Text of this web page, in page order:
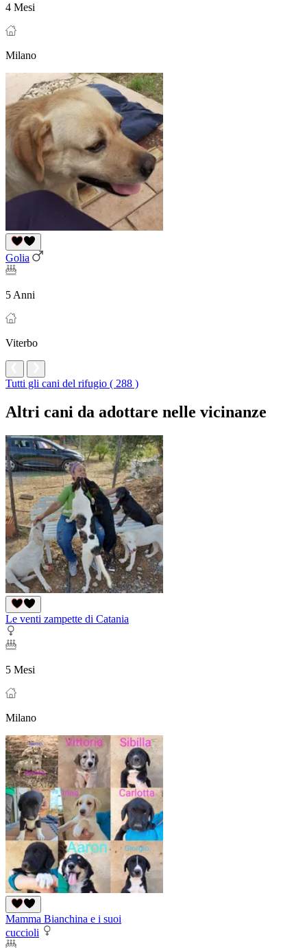
4 Mesi
Milano
Golia
5 Anni
Viterbo
Tutti gli cani del rifugio ( 288 )
Altri cani da adottare nelle vicinanze
Le venti zampette di Catania
5 Mesi
Milano
Mamma Bianchina e i suoi
cuccioli